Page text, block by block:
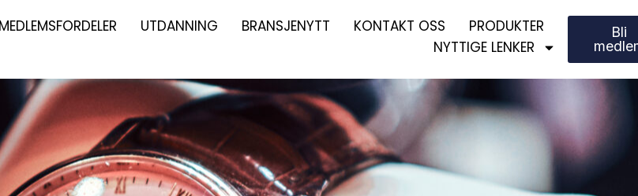
MEDLEMSFORDELER UTDANNING BRANSJENYTT KONTAKT OSS
PRODUKTER
NYTTIGE LENKER
Bli